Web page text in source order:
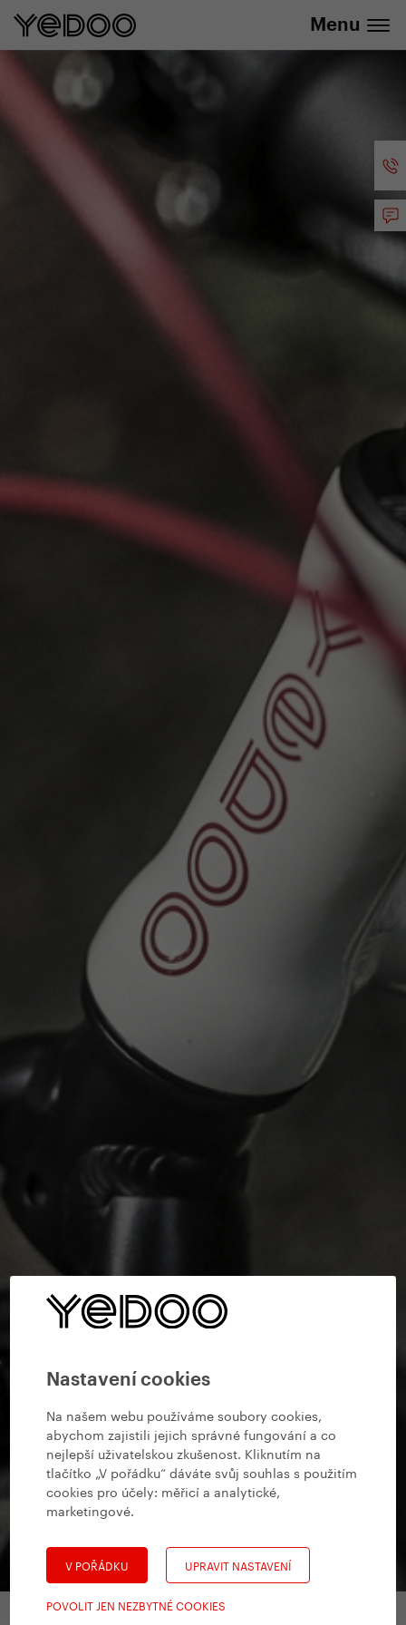
Nastavení cookies
Na našem webu používáme soubory cookies,
abychom zajistili jejich správné fungování a co
nejlepší uživatelskou zkušenost. Kliknutím na
tlačítko „V pořádku“ dáváte svůj souhlas s použitím
cookies pro účely: měřicí a analytické,
marketingové.
V POŘÁDKU UPRAVIT NASTAVENÍ
POVOLIT JEN NEZBYTNÉ COOKIES
Menu